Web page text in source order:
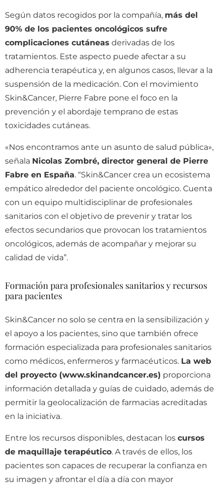
Según datos recogidos por la compañía, más del
90% de los pacientes oncológicos sufre
complicaciones cutáneas derivadas de los
tratamientos. Este aspecto puede afectar a su
adherencia terapéutica y, en algunos casos, llevar a la
suspensión de la medicación. Con el movimiento
Skin&Cancer, Pierre Fabre pone el foco en la
prevención y el abordaje temprano de estas
toxicidades cutáneas.
«Nos encontramos ante un asunto de salud pública»,
señala Nicolas Zombré, director general de Pierre
Fabre en España. “Skin&Cancer crea un ecosistema
empático alrededor del paciente oncológico. Cuenta
con un equipo multidisciplinar de profesionales
sanitarios con el objetivo de prevenir y tratar los
efectos secundarios que provocan los tratamientos
oncológicos, además de acompañar y mejorar su
calidad de vida”.
Formación para profesionales sanitarios y recursos
para pacientes
Skin&Cancer no solo se centra en la sensibilización y
el apoyo a los pacientes, sino que también ofrece
formación especializada para profesionales sanitarios
como médicos, enfermeros y farmacéuticos. La web
del proyecto (www.skinandcancer.es) proporciona
información detallada y guías de cuidado, además de
permitir la geolocalización de farmacias acreditadas
en la iniciativa.
Entre los recursos disponibles, destacan los cursos
de maquillaje terapéutico. A través de ellos, los
pacientes son capaces de recuperar la confianza en
su imagen y afrontar el día a día con mayor